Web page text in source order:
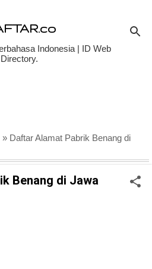
Indonesia | ID Web
Directory.
» Daftar Alamat Pabrik Benang di
Benang di Jawa